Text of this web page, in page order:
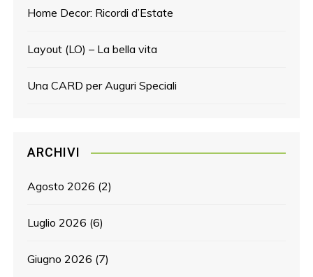
Home Decor: Ricordi d’Estate
Layout (LO) – La bella vita
Una CARD per Auguri Speciali
ARCHIVI
Agosto 2026 (2)
Luglio 2026 (6)
Giugno 2026 (7)